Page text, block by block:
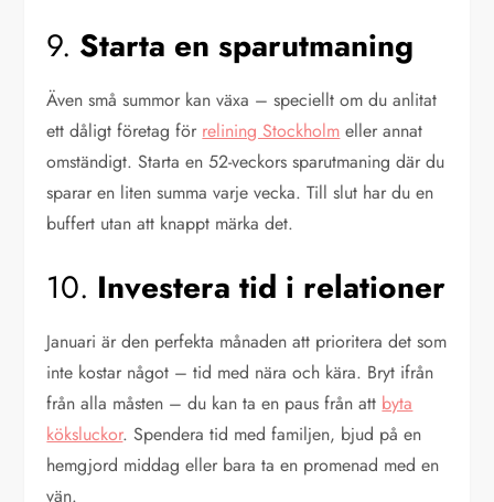
9. Starta en sparutmaning
Även små summor kan växa – speciellt om du anlitat
ett dåligt företag för relining Stockholm eller annat
omständigt. Starta en 52-veckors sparutmaning där du
sparar en liten summa varje vecka. Till slut har du en
buffert utan att knappt märka det.
10. Investera tid i relationer
Januari är den perfekta månaden att prioritera det som
inte kostar något – tid med nära och kära. Bryt ifrån
från alla måsten – du kan ta en paus från att byta
köksluckor. Spendera tid med familjen, bjud på en
hemgjord middag eller bara ta en promenad med en
vän.